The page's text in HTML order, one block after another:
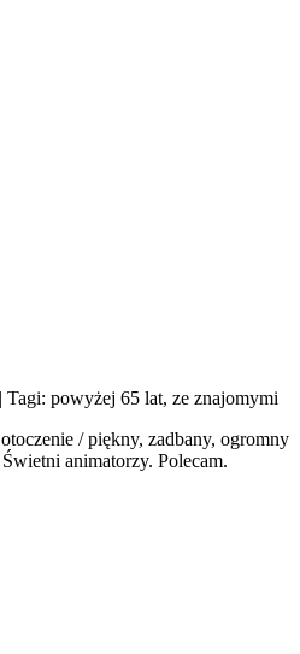
| Tagi: powyżej 65 lat, ze znajomymi
/ piękny, zadbany, ogromny
animatorzy. Polecam.